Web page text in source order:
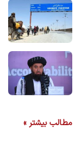
مطالب بیشتر »